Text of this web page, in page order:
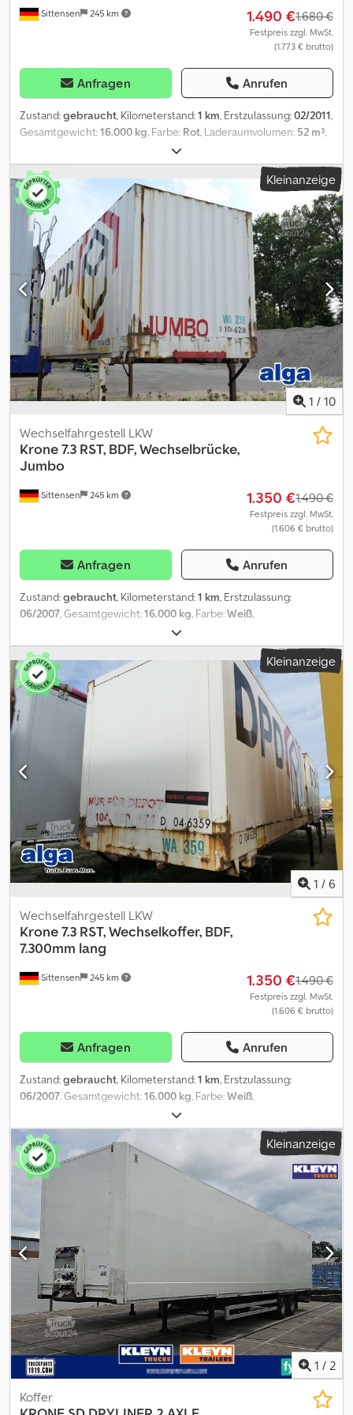
Sittensen 245 km 1.490 €1.680 €
Festpreis zzgl. MwSt.
(1.773 € brutto)
Anfragen Anrufen
Zustand:gebraucht, Kilometerstand:1 km, Erstzulassung:02/2011,
Gesamtgewicht:16.000 kg , Farbe: Rot , Laderaumvolumen: 52 m³
, Laderaumbreite:
Laderaumhöhe:2.720 mm, Wechselkoffer, Typ: WK 7.7 N2STGI,
Doppelflügeltür m. Drehstangenverschluß hinten, Innenwände m.
Siebdruck verkleidet, 1 x Ankerschiene für Sperrstangen je Seite,
Siebdruckboden, Fahrzeug kann mit Werbung beklebt und/oder
beschriftet sein Cedpjt N Drtefx Abgsrf PA1347 Unser Angebot ist
generell ohne neue TÜV-Abnahme. Falls neue TÜV-Abnahme
erwünscht, unterbreiten wir Ihnen gerne ein Angebot unserer
Partnerwerkstätten! Fahrzeug kann mit Werbung beklebt
und/oder beschriftet sein. Es gelten unsere allgemeinen Liefer-
und Zahlungsbedingungen. Gerne erstellen wir Ihnen für dieses
Objekt ein Finanzierungs- oder Leasingangebot. Bitte sprechen
Sie uns an!
Kleinanzeige
1 / 10
Sittensen 245 km
Wechselfahrgestell LKW
Krone7.3 RST, BDF, Wechselbrücke,
Jumbo
1.350 €1.490 €
Festpreis zzgl. MwSt.
(1.606 € brutto)
Anfragen Anrufen
Zustand:gebraucht, Kilometerstand:1 km, Erstzulassung:
06/2007, Gesamtgewicht:16.000 kg, Farbe:Weiß,
, Laderaumlänge:
Laderaumbreite:2.460 mm, Laderaumhöhe:2.600 mm,
Wechselkoffer, Rolltor am Heck, Schlüssellochwände,
Siebdruckboden, Fahrzeug kann mit Werbung beklebt und/oder
beschriftet sein Mehrfach auf Lager ! PA1524 Unser Angebot ist
generell ohne neue TÜV-Abnahme. Falls neue TÜV-Abnahme
erwünscht, unterbreiten wir Ihnen gerne ein Angebot unserer
Partnerwerkstätten! Fahrzeug kann mit Werbung beklebt
und/oder beschriftet sein. Es gelten unsere allgemeinen Liefer-
und Zahlungsbedingungen. Gerne erstellen wir Ihnen für dieses
Objekt ein Finanzierungs- oder Leasingangebot. Credpfxoxbvv Ie
Abgef Bitte sprechen Sie uns an!
Kleinanzeige
1 / 6
Sittensen 245 km
Wechselfahrgestell LKW
Krone7.3 RST, Wechselkoffer, BDF,
7.300mm lang
1.350 €1.490 €
Festpreis zzgl. MwSt.
(1.606 € brutto)
Anfragen Anrufen
Zustand:gebraucht, Kilometerstand:1 km, Erstzulassung:
06/2007 , Gesamtgewicht:16.000 kg , Farbe:Weiß
, Laderaumlänge:
Laderaumbreite:2.460 mm, Laderaumhöhe:2.600 mm,
Wechselkoffer, Rolltor am Heck, Schlüssellochwände,
Siebdruckboden, Fahrzeug kann mit Werbung beklebt und/oder
beschriftet sein PA1523 Codpfxoyg Tzge Abgerf Unser Angebot ist
generell ohne neue TÜV-Abnahme. Falls neue TÜV-Abnahme
erwünscht, unterbreiten wir Ihnen gerne ein Angebot unserer
Partnerwerkstätten! Fahrzeug kann mit Werbung beklebt
und/oder beschriftet sein. Es gelten unsere allgemeinen Liefer-
und Zahlungsbedingungen. Gerne erstellen wir Ihnen für dieses
Objekt ein Finanzierungs- oder Leasingangebot. Bitte sprechen
Sie uns an!
Kleinanzeige
1 / 2
Koffer